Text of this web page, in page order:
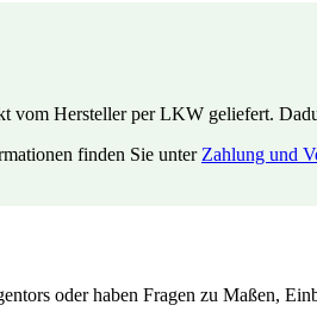
vom Hersteller per LKW geliefert.
finden Sie unter Zahlung und
oder haben Fragen zu Maßen,